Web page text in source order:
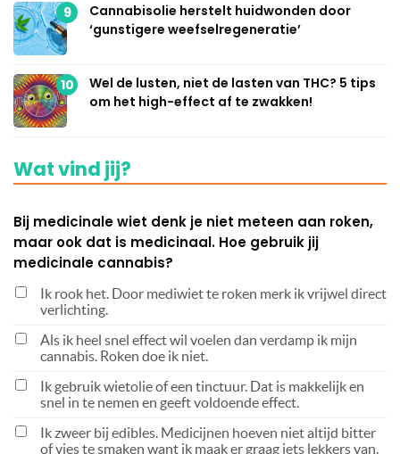
9
Cannabisolie herstelt huidwonden door
‘gunstigere weefselregeneratie’
10
Wel de lusten, niet de lasten van THC? 5 tips
om het high-effect af te zwakken!
Wat vind jij?
Bij medicinale wiet denk je niet meteen aan roken,
maar ook dat is medicinaal. Hoe gebruik jij
medicinale cannabis?
Ik rook het. Door mediwiet te roken merk ik vrijwel direct
verlichting.
Als ik heel snel effect wil voelen dan verdamp ik mijn
cannabis. Roken doe ik niet.
Ik gebruik wietolie of een tinctuur. Dat is makkelijk en
snel in te nemen en geeft voldoende effect.
Ik zweer bij edibles. Medicijnen hoeven niet altijd bitter
of vies te smaken want ik maak er graag iets lekkers van.